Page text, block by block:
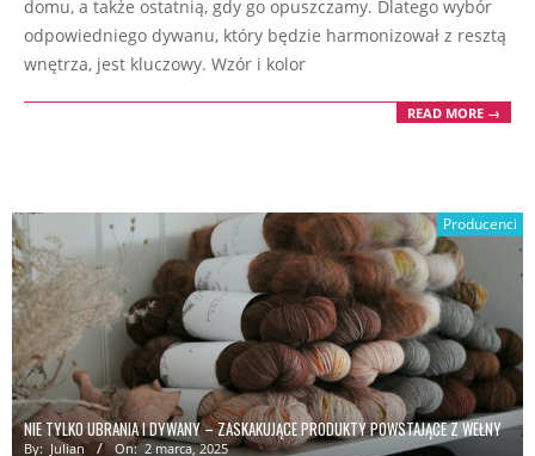
domu, a także ostatnią, gdy go opuszczamy. Dlatego wybór
odpowiedniego dywanu, który będzie harmonizował z resztą
wnętrza, jest kluczowy. Wzór i kolor
READ MORE →
Producenci
NIE TYLKO UBRANIA I DYWANY – ZASKAKUJĄCE PRODUKTY POWSTAJĄCE Z WEŁNY
By: Julian On: 2 marca, 2025